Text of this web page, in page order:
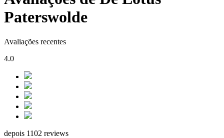
Paterswolde
Avaliações recentes
4.0
depois 1102 reviews